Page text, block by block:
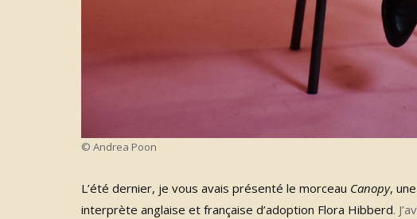
© Andrea Poon
L’été dernier, je vous avais présenté le morceau Canopy,
interprète anglaise et française d’adoption Flora Hibberd.